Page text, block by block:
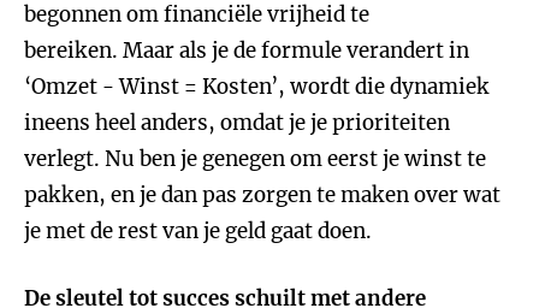
begonnen om financiële vrijheid te
bereiken. Maar als je de formule verandert in
‘Omzet - Winst = Kosten’, wordt die dynamiek
ineens heel anders, omdat je je prioriteiten
verlegt. Nu ben je genegen om eerst je winst te
pakken, en je dan pas zorgen te maken over wat
je met de rest van je geld gaat doen.
De sleutel tot succes schuilt met andere